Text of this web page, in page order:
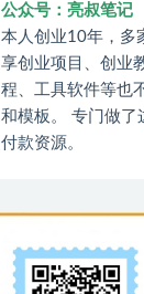
公众号：亮叔笔记
本人创业10年，多
享创业项目、创业
程、工具软件等也
和模板。 专门做了
付款资源。